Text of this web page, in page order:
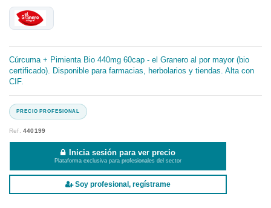
Cúrcuma + Pimienta Bio 440mg 60cap - el Granero al por mayor (bio
certificado). Disponible para farmacias, herbolarios y tiendas. Alta con
CIF.
Ref.440199
Inicia sesión para ver precio
Plataforma exclusiva para profesionales del sector
Soy profesional, regístrame